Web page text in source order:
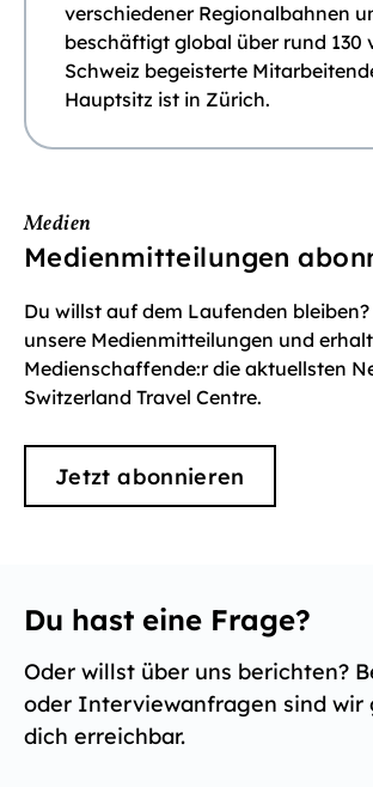
verschiedener Regionalbahnen
beschäftigt global über rund 130
Schweiz begeisterte
Hauptsitz ist in Zürich.
Medien
Medienmitteilungen
Du willst auf dem Laufenden
unsere Medienmitteilungen und
Medienschaffende:r die aktuellsten
Switzerland Travel Centre.
Jetzt abonnieren
Du hast eine Frage?
Oder willst über uns berichten?
oder Interviewanfragen sind wir
dich erreichbar.